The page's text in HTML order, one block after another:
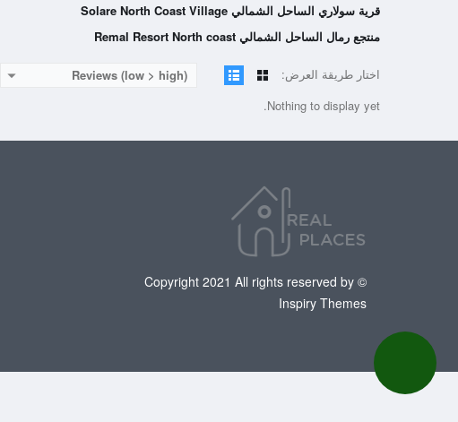
قرية سولاري الساحل الشمالي Solare North Coast Village
منتجع رمال الساحل الشمالي Remal Resort North coast
اختار طريقة العرض: Reviews (low > high)
Nothing to display yet.
© Copyright 2021 All rights reserved by
Inspiry Themes